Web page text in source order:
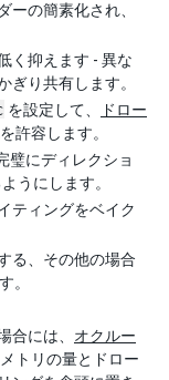
ーの簡素化され、
く抑えます - 異な
ぎり共有します。
を設定して、
ドロー
許容します。
璧にディレクショ
うにします。
ティングをベイク
る、その他の場合
。
合には、 オクルー
トリの量とドロー